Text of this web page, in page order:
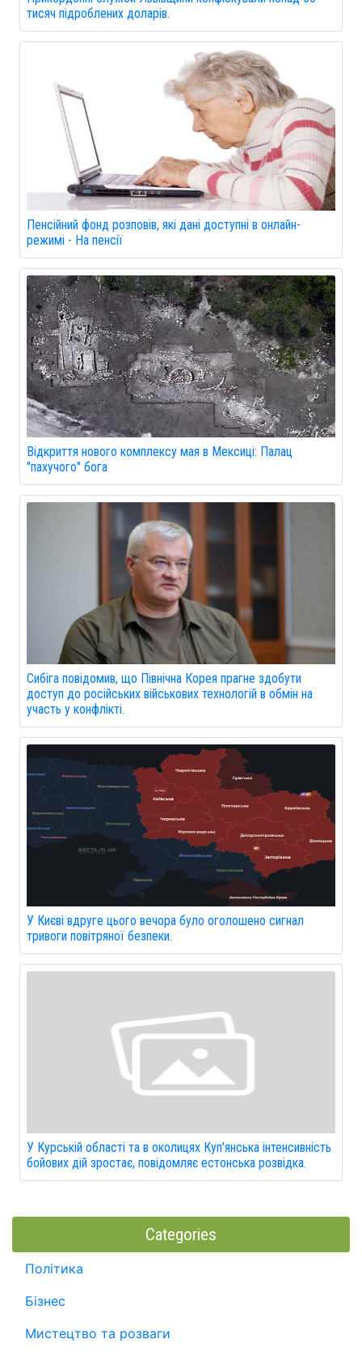
тисяч підроблених доларів.
Пенсійний фонд розповів, які дані доступні в онлайн-
режимі - На пенсії
Відкриття нового комплексу мая в Мексиці: Палац
"пахучого" бога
Сибіга повідомив, що Північна Корея прагне здобути
доступ до російських військових технологій в обмін на
участь у конфлікті.
У Києві вдруге цього вечора було оголошено сигнал
тривоги повітряної безпеки.
У Курській області та в околицях Куп'янська інтенсивність
бойових дій зростає, повідомляє естонська розвідка.
Categories
Політика
Бізнес
Мистецтво та розваги